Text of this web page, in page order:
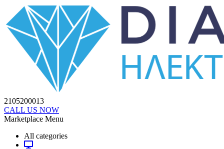
2105200013
CALL US NOW
Marketplace Menu
All categories